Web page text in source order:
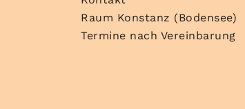
Raum Konstanz (Bodensee)
Termine nach Vereinbarung